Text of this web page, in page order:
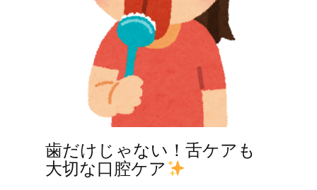
歯だけじゃない！舌ケアも
大切な口腔ケア